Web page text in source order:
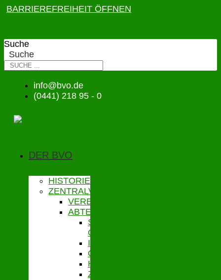
BARRIEREFREIHEIT ÖFFNEN
Suche
Suche
info@bvo.de
(0441) 218 95 - 0
DER BVO
HISTORIE
ZENTRALVERWALTUNG
VERBANDSGESCHÄFTSFÜHRUNG
ABTEILUNGEN
STABSSTELLE
CONTROLLING
IT
GEBÄUDEMANAGEMENT
HAUSHALT
ZENTRALES